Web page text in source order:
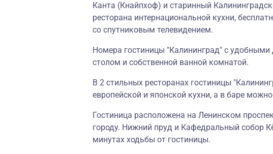
«Калининград» +
«Раушен»
Завтраки
(на
море)
31 350
20 500
21 450
Канта (Кнайпхоф) и старинный
ресторана интернациональной кухни,
со спутниковым телевидением.
Номера гостиницы "Калининград" с
столом и собственной ванной комнатой.
В 2 стильных ресторанах гостиницы
европейской и японской кухни, а в баре
Гостиница расположена на Ленинском
городу. Нижний пруд и Кафедральный собор
минутах ходьбы от гостиницы.